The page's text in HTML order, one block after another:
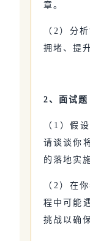
章。
（2）分
拥堵、提
2、面试题
（1）假
请谈谈你
的落地实
（2）在
程中可能
挑战以确